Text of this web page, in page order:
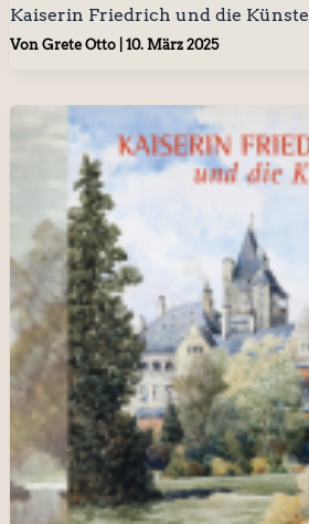
Kaiserin Friedrich und die Künste
Von Grete Otto 10. März 2025